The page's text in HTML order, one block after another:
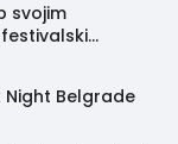
svojim
Night Belgrade